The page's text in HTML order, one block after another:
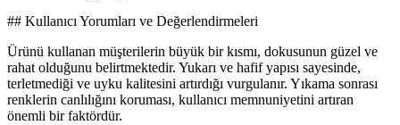
## Kullanıcı Yorumları ve Değerlendirmeleri
Ürünü kullanan müşterilerin büyük bir kısmı, dokusunun güzel ve
rahat olduğunu belirtmektedir. Yukarı ve hafif yapısı sayesinde,
terletmediği ve uyku kalitesini artırdığı vurgulanır. Yıkama sonrası
renklerin canlılığını koruması, kullanıcı memnuniyetini artıran
önemli bir faktördür.